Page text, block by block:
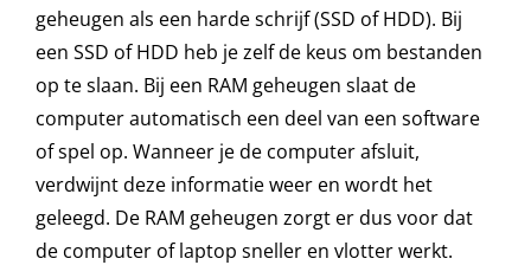
geheugen als een harde schrijf (SSD of HDD). Bij
een SSD of HDD heb je zelf de keus om bestanden
op te slaan. Bij een RAM geheugen slaat de
computer automatisch een deel van een software
of spel op. Wanneer je de computer afsluit,
verdwijnt deze informatie weer en wordt het
geleegd. De RAM geheugen zorgt er dus voor dat
de computer of laptop sneller en vlotter werkt.